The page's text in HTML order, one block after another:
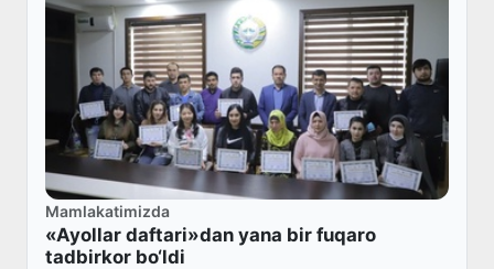
Mamlakatimizda
«Ayollar daftari»dan yana bir fuqaro
tadbirkor bo‘ldi